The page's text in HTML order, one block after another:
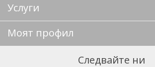
Услуги
Моят профил
Следвайте ни